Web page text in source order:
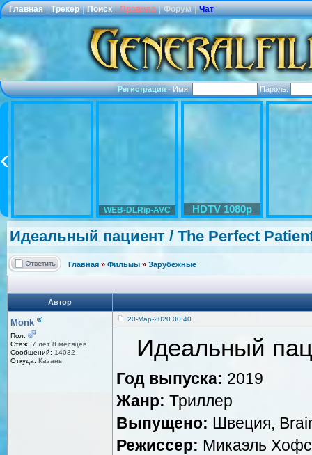
Главная | Трекер | Поиск | Правила | Форум | Чат
Регистрация·Имя: Пароль:
WEB-DLRip-AVC HDTV 1080p
Идеальный пациент / The Perfect
Главная » Фильмы » Зарубежные
Автор
Monk ®
Пол:
Стаж: 7 лет 8 месяцев
Сообщений: 14032
Откуда: Казань
20-Мар-2020 00:40
Идеальный
Год выпуска: 2019
Жанр: Триллер
Выпущено: Швеция,
Режиссер: Микаэль